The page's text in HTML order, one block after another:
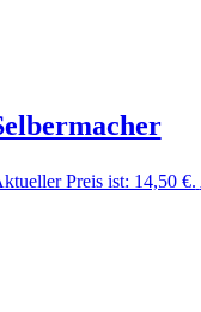
Preis ist: 14,50 €.